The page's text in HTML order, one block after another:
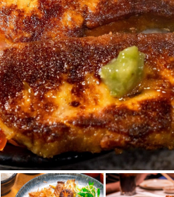
ไม้
ไม้/เครื่องในย่าง
ปุ่นแบบดั้งเดิม
นสไตล์ญี่ปุ่น
เซ็นทรัลเวิลด์
นนทบุรี
เชียงใหม่
ลาดพร้าว
สมุทรปราก
ปทุมธานี
สมุทรสาคร
ภูเก็ต